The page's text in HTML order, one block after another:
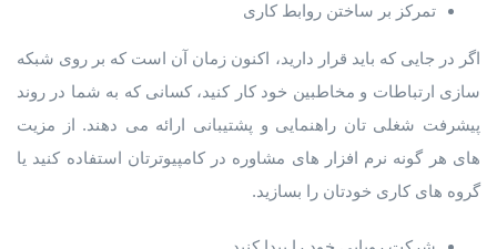
تمرکز بر ساختن روابط کاری
اگر در جایی که باید قرار دارید، اکنون زمان آن است که بر روی شبکه
سازی ارتباطات و مخاطبین خود کار کنید، کسانی که به شما در روند
پیشرفت شغلی تان راهنمایی و پشتیبانی ارائه می دهند. از مزیت
های هر گونه نرم افزار های مشاوره در کامپیوترتان استفاده کنید یا
گروه های کاری خودتان را بسازید.